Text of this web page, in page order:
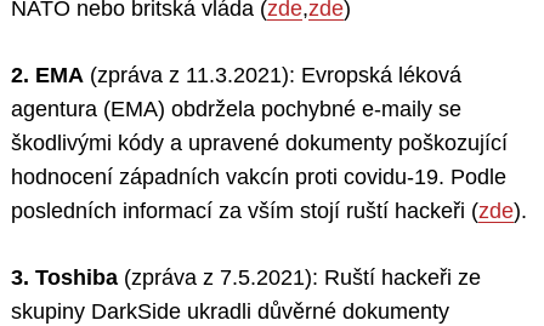
NATO nebo britská vláda (zde,zde)
2. EMA (zpráva z 11.3.2021): Evropská léková
agentura (EMA) obdržela pochybné e-maily se
škodlivými kódy a upravené dokumenty poškozující
hodnocení západních vakcín proti covidu-19. Podle
posledních informací za vším stojí ruští hackeři (zde).
3. Toshiba (zpráva z 7.5.2021): Ruští hackeři ze
skupiny DarkSide ukradli důvěrné dokumenty